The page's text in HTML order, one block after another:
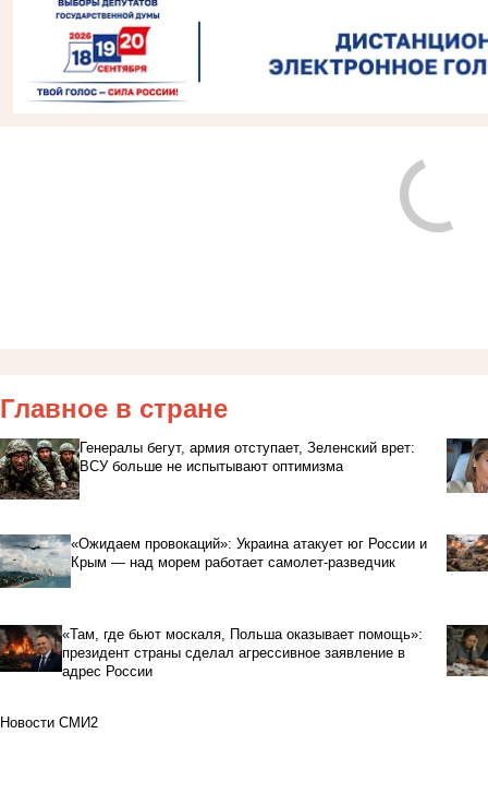
Главное в стране
Генералы бегут, армия отступает, Зеленский врет:
ВСУ больше не испытывают оптимизма
«Ожидаем провокаций»: Украина атакует юг России и
Крым — над морем работает самолет-разведчик
«Там, где бьют москаля, Польша оказывает помощь»:
президент страны сделал агрессивное заявление в
адрес России
Новости СМИ2